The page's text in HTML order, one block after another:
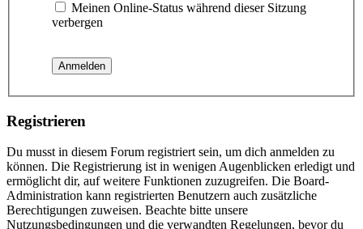
Meinen Online-Status während dieser Sitzung
verbergen
Registrieren
Du musst in diesem Forum registriert sein, um dich anmelden zu
können. Die Registrierung ist in wenigen Augenblicken erledigt und
ermöglicht dir, auf weitere Funktionen zuzugreifen. Die Board-
Administration kann registrierten Benutzern auch zusätzliche
Berechtigungen zuweisen. Beachte bitte unsere
Nutzungsbedingungen und die verwandten Regelungen, bevor du